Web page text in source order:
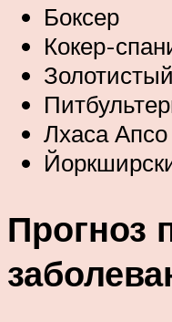
Боксер
Кокер-
Лхаса Апсо
Прогноз